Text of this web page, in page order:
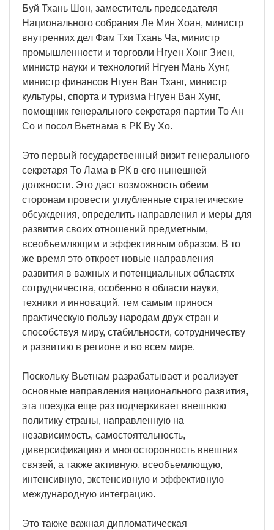
Буй Тхань Шон, заместитель председателя
Национального собрания Ле Мин Хоан, министр
внутренних дел Фам Тхи Тхань Ча, министр
промышленности и торговли Нгуен Хонг Зиен,
министр науки и технологий Нгуен Мань Хунг,
министр финансов Нгуен Ван Тханг, министр
культуры, спорта и туризма Нгуен Ван Хунг,
помощник генерального секретаря партии То Ан
Со и посол Вьетнама в РК Ву Хо.
Это первый государственный визит генерального
секретаря То Лама в РК в его нынешней
должности. Это даст возможность обеим
сторонам провести углубленные стратегические
обсуждения, определить направления и меры для
развития своих отношений предметным,
всеобъемлющим и эффективным образом. В то
же время это откроет новые направления
развития в важных и потенциальных областях
сотрудничества, особенно в области науки,
техники и инноваций, тем самым принося
практическую пользу народам двух стран и
способствуя миру, стабильности, сотрудничеству
и развитию в регионе и во всем мире.
Поскольку Вьетнам разрабатывает и реализует
основные направления национального развития,
эта поездка еще раз подчеркивает внешнюю
политику страны, направленную на
независимость, самостоятельность,
диверсификацию и многосторонность внешних
связей, а также активную, всеобъемлющую,
интенсивную, экстенсивную и эффективную
международную интеграцию.
Это также важная дипломатическая